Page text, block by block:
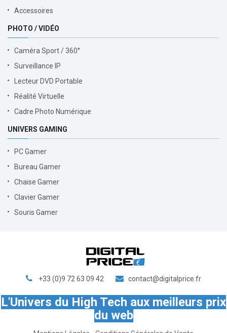
Accessoires
PHOTO / VIDÉO
Caméra Sport / 360°
Surveillance IP
Lecteur DVD Portable
Réalité Virtuelle
Cadre Photo Numérique
UNIVERS GAMING
PC Gamer
Bureau Gamer
Chaise Gamer
Clavier Gamer
Souris Gamer
+33 (0)9 72 63 09 42 contact@digitalprice.fr
L'Univers du High Tech aux meilleurs prix
du web